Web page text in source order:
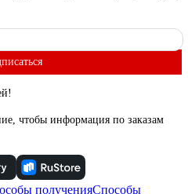
чтобы информация по заказам
полученияСпособы